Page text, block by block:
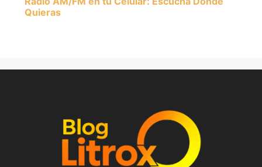
Quieras